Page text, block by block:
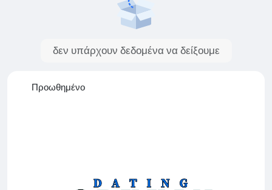
δεν υπάρχουν δεδομένα να δείξουμε
Προωθημένο